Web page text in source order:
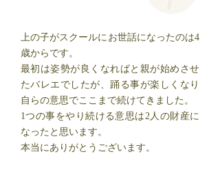
上の子がスクールにお世話になったのは4
歳からです。
最初は姿勢が良くなればと親が始めさせ
たバレエでしたが、踊る事が楽しくなり
自らの意思でここまで続けてきました。
1つの事をやり続ける意思は2人の財産に
なったと思います。
本当にありがとうございます。